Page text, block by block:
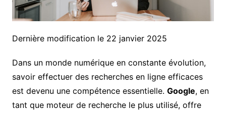
Dernière modification le 22 janvier 2025
Dans un monde numérique en constante évolution,
savoir effectuer des recherches en ligne efficaces
est devenu une compétence essentielle. Google, en
tant que moteur de recherche le plus utilisé, offre